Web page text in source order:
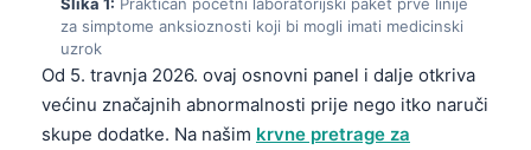
za simptome anksioznosti koji bi mogli imati medicinski
uzrok
Od 5. travnja 2026. ovaj osnovni panel i dalje otkriva
većinu značajnih abnormalnosti prije nego itko naruči
skupe dodatke. Na našim krvne pretrage za